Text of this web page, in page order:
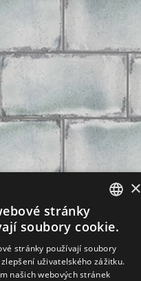
GERMAN
×
stránky
soubory cookie.
stránky používají soubory
uživatelského zážitku.
našich webových stránek